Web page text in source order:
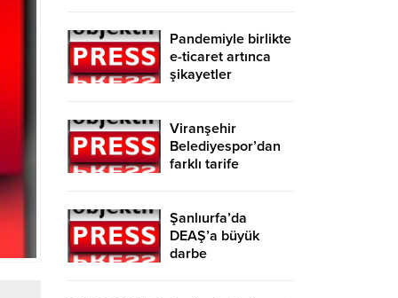
Pandemiyle birlikte
e-ticaret artınca
şikayetler
Viranşehir
Belediyespor’dan
farklı tarife
Şanlıurfa’da
DEAŞ’a büyük
darbe